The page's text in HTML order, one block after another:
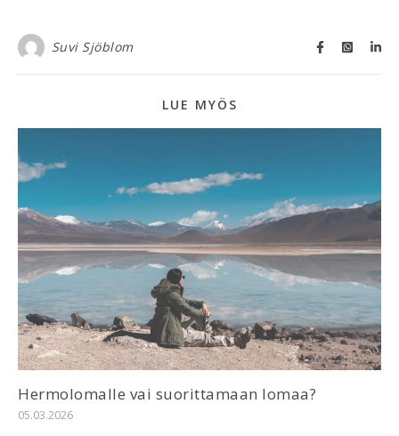
Suvi Sjöblom
LUE MYÖS
Hermolomalle vai suorittamaan lomaa?
05.03.2026